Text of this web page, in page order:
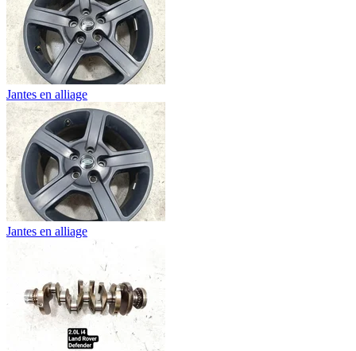
Jantes en alliage
Jantes en alliage